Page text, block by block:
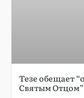
Тезе обещает
Святым Отцом”